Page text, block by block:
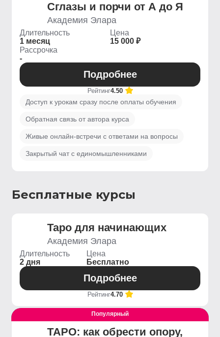
Сглазы и порчи от А до Я
Академия Элара
Длительность
1 месяц
Цена
15 000 ₽
Рассрочка
-
Подробнее
Рейтинг4.50
Доступ к урокам сразу после оплаты обучения
Обратная связь от автора курса
Живые онлайн-встречи с ответами на вопросы
Закрытый чат с единомышленниками
Бесплатные курсы
Таро для начинающих
Академия Элара
Длительность
2 дня
Цена
Бесплатно
Подробнее
Рейтинг4.70
Выгодный
Популярный
ТАРО: как обрести опору,